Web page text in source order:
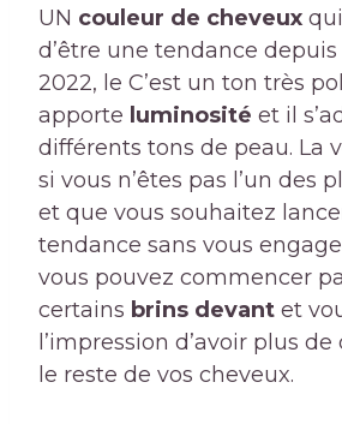
UN couleur de cheveux
d’être une tendance
2022, le C’est un ton très
apporte luminosité et il
différents tons de peau. La
si vous n’êtes pas l’un des
et que vous souhaitez
tendance sans vous
vous pouvez commencer
certains brins devant et
l’impression d’avoir plus
le reste de vos cheveux.